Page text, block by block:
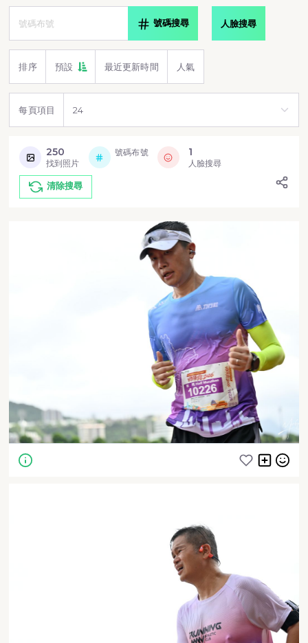
號碼搜尋 人臉搜尋
排序 預設 最近更新時間 人氣
每頁項目
250
找到照片
號碼布號 1
人臉搜尋
清除搜尋